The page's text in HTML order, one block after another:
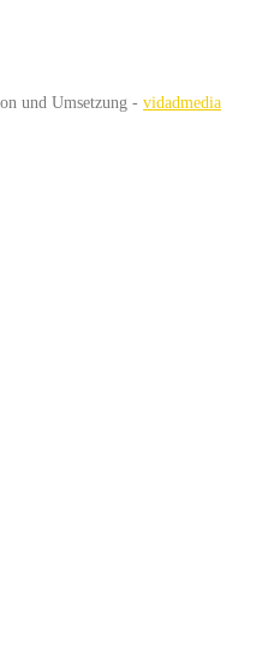
und Umsetzung - vidadmedia